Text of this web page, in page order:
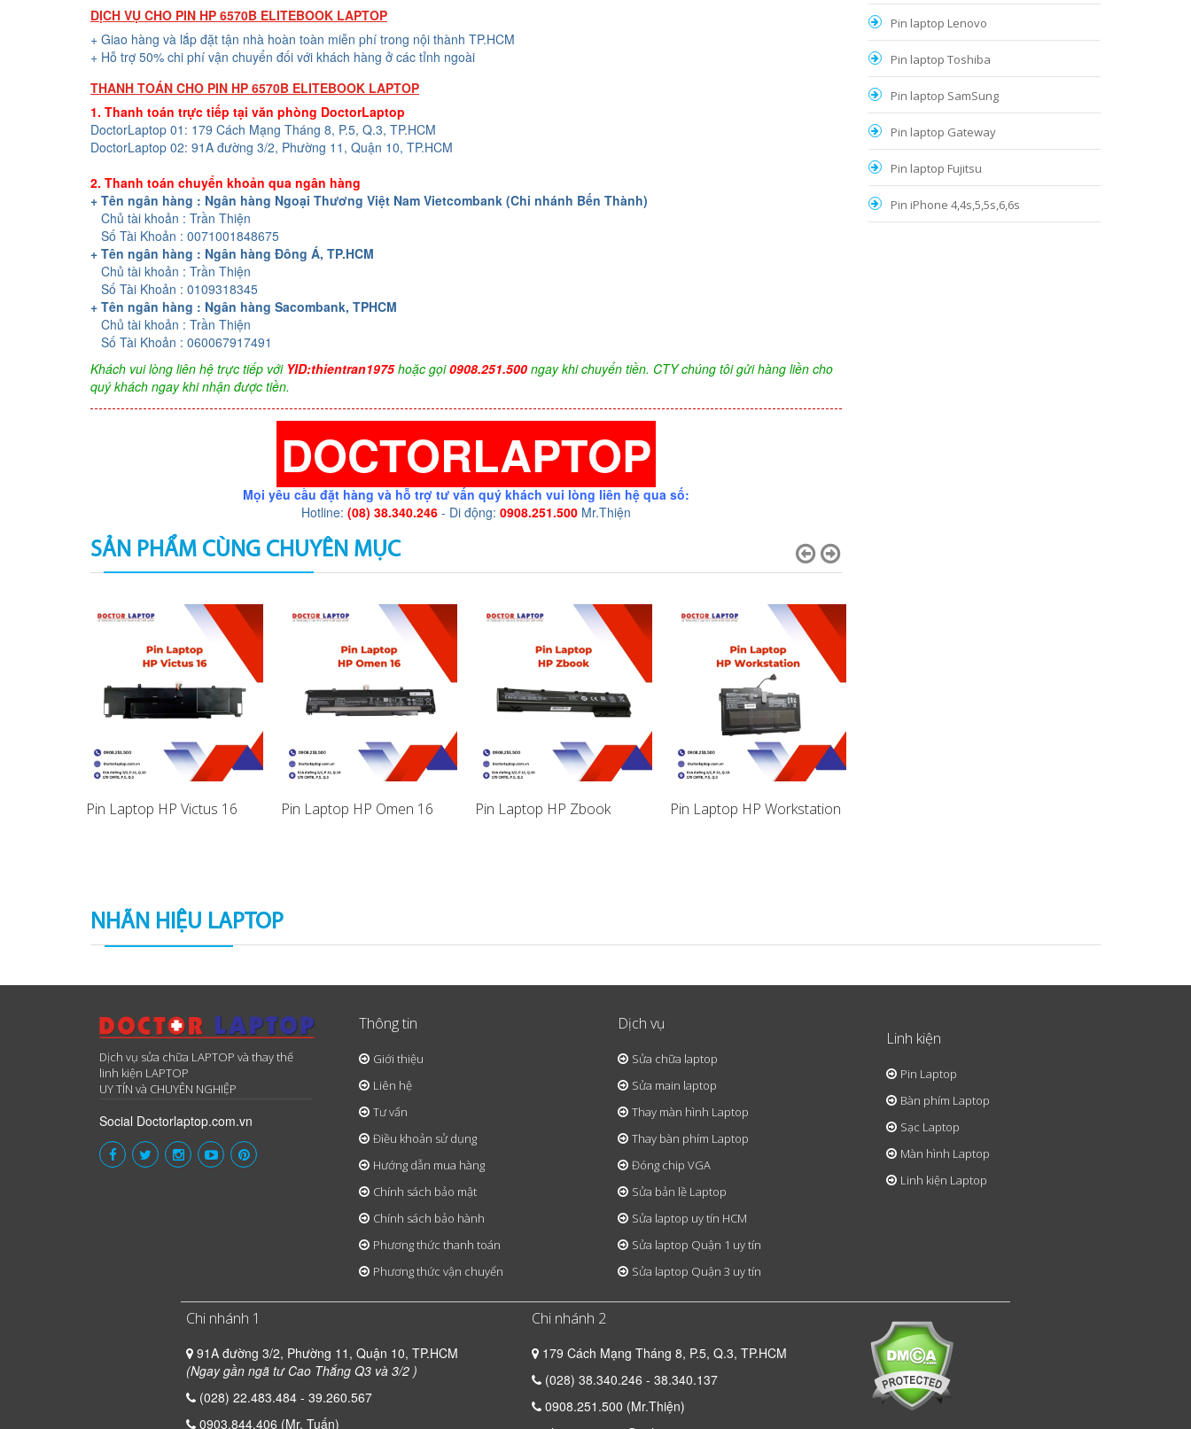
DỊCH VỤ CHO PIN HP 6570B ELITEBOOK LAPTOP
+ Giao hàng và lắp đặt tận nhà hoàn toàn miễn phí trong nội thành TP.HCM
+ Hỗ trợ 50% chi phí vận chuyển đối với khách hàng ở các tỉnh ngoài
THANH TOÁN CHO PIN HP 6570B ELITEBOOK LAPTOP
1. Thanh toán trực tiếp tại văn phòng DoctorLaptop
DoctorLaptop 01: 179 Cách Mạng Tháng 8, P.5, Q.3, TP.HCM
DoctorLaptop 02: 91A đường 3/2, Phường 11, Quận 10, TP.HCM
2. Thanh toán chuyển khoản qua ngân hàng
+ Tên ngân hàng : Ngân hàng Ngoại Thương Việt Nam Vietcombank (Chi nhánh Bến Thành)
Chủ tài khoản : Trần Thiện
Số Tài Khoản : 0071001848675
+ Tên ngân hàng : Ngân hàng Đông Á, TP.HCM
Chủ tài khoản : Trần Thiện
Số Tài Khoản : 0109318345
+ Tên ngân hàng : Ngân hàng Sacombank, TPHCM
Chủ tài khoản : Trần Thiện
Số Tài Khoản : 060067917491
Khách vui lòng liên hệ trực tiếp với YID:thientran1975hoặc gọi0908.251.500 ngay khi chuyển tiền. CTY chúng tôi gửi hàng liền cho
quý khách ngay khi nhận được tiền.
DOCTORLAPTOP
Mọi yêu cầu đặt hàng và hỗ trợ tư vấn quý khách vui lòng liên hệ qua số:
Hotline: (08) 38.340.246- Di động: 0908.251.500Mr.Thiện
SẢN PHẨM CÙNG CHUYÊN MỤC
Pin Laptop HP Victus 16 Pin Laptop HP Omen 16 Pin Laptop HP Zbook Pin Laptop HP Workstation
Pin laptop Lenovo
Pin laptop Toshiba
Pin laptop SamSung
Pin laptop Gateway
Pin laptop Fujitsu
Pin iPhone 4,4s,5,5s,6,6s
NHÃN HIỆU LAPTOP
Dịch vụ sửa chữa LAPTOP và thay thế
linh kiện LAPTOP
UY TÍN và CHUYÊN NGHIỆP
Social Doctorlaptop.com.vn
Thông tin
Giới thiệu
Liên hệ
Tư vấn
Điều khoản sử dụng
Hướng dẫn mua hàng
Chính sách bảo mật
Chính sách bảo hành
Phương thức thanh toán
Phương thức vận chuyển
Dịch vụ
Sửa chữa laptop
Sửa main laptop
Thay màn hình Laptop
Thay bàn phím Laptop
Đóng chip VGA
Sửa bản lề Laptop
Sửa laptop uy tín HCM
Sửa laptop Quận 1 uy tín
Sửa laptop Quận 3 uy tín
Linh kiện
Pin Laptop
Bàn phím Laptop
Sạc Laptop
Màn hình Laptop
Linh kiện Laptop
Chi nhánh 1
91A đường 3/2, Phường 11, Quận 10, TP.HCM
(Ngay gần ngã tư Cao Thắng Q3 và 3/2 )
(028) 22.483.484 - 39.260.567
0903.844.406 (Mr. Tuấn)
Chi nhánh 2
179 Cách Mạng Tháng 8, P.5, Q.3, TP.HCM
(028) 38.340.246 - 38.340.137
0908.251.500 (Mr.Thiện)